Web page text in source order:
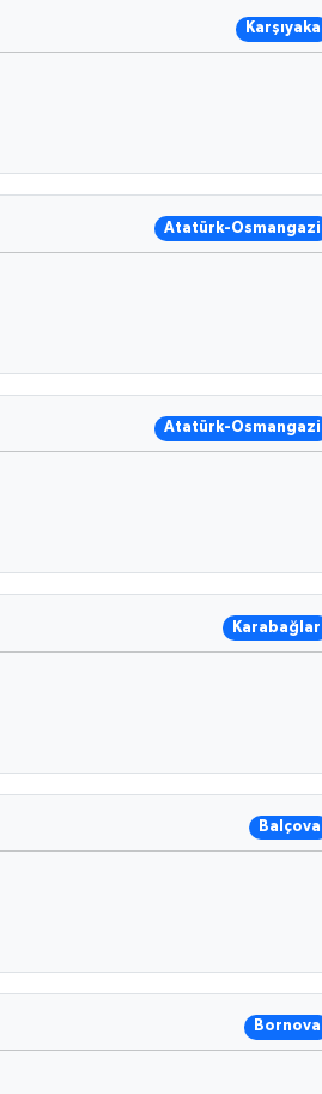
Karşıyaka
Atatürk-Osmangazi
Atatürk-Osmangazi
Karabağlar
Balçova
Bornova